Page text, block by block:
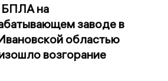
БПЛА на
заводе в
областью
возгорание